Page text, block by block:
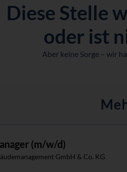
Diese Stelle
oder ist
Aber keine Sorge – wir
(m/w/d)
GmbH & Co. KG